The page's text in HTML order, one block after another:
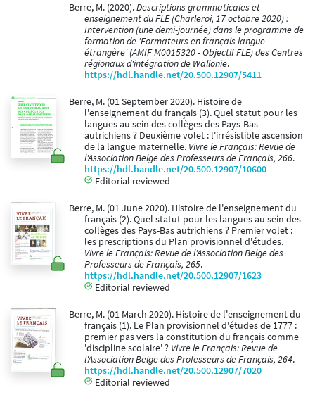
Berre, M. (2020).Descriptions grammaticales et
enseignement du FLE (Charleroi, 17 octobre 2020) :
Intervention (une demi-journée) dans le programme de
formation de 'Formateurs en français langue
étrangère' (AMIF M0015320 - Objectif FLE) des Centres
régionaux d'intégration de Wallonie.
https://hdl.handle.net/20.500.12907/5411
Berre, M. (01 September 2020). Histoire de
l'enseignement du français (3). Quel statut pour les
langues au sein des collèges des Pays-Bas
autrichiens ? Deuxième volet : l'irrésistible ascension
de la langue maternelle. Vivre le Français: Revue de
l'Association Belge des Professeurs de Français, 266.
https://hdl.handle.net/20.500.12907/10600
Editorial reviewed
Berre, M. (01 June 2020). Histoire de l'enseignement du
français (2). Quel statut pour les langues au sein des
collèges des Pays-Bas autrichiens ? Premier volet :
les prescriptions du Plan provisionnel d'études.
Vivre le Français: Revue de l'Association Belge des
Professeurs de Français, 265.
https://hdl.handle.net/20.500.12907/1623
Editorial reviewed
Berre, M. (01 March 2020). Histoire de l'enseignement du
français (1). Le Plan provisionnel d'études de 1777 :
premier pas vers la constitution du français comme
'discipline scolaire' ? Vivre le Français: Revue de
l'Association Belge des Professeurs de Français, 264.
https://hdl.handle.net/20.500.12907/7020
Editorial reviewed